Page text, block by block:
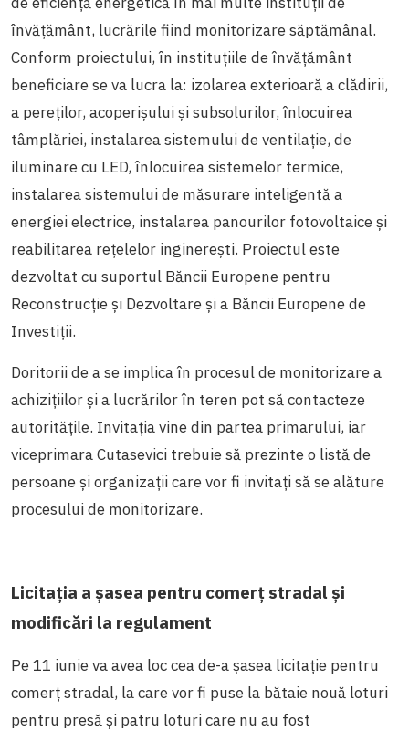
învățământ, lucrările fiind monitorizare săptămânal.
Conform proiectului, în instituțiile de învățământ
beneficiare se va lucra la: izolarea exterioară a clădirii,
a pereților, acoperișului și subsolurilor, înlocuirea
tâmplăriei, instalarea sistemului de ventilație, de
iluminare cu LED, înlocuirea sistemelor termice,
instalarea sistemului de măsurare inteligentă a
energiei electrice, instalarea panourilor fotovoltaice și
reabilitarea rețelelor inginerești. Proiectul este
dezvoltat cu suportul Băncii Europene pentru
Reconstrucție și Dezvoltare și a Băncii Europene de
Investiții.
Doritorii de a se implica în procesul de monitorizare a
achizițiilor și a lucrărilor în teren pot să contacteze
autoritățile. Invitația vine din partea primarului, iar
viceprimara Cutasevici trebuie să prezinte o listă de
persoane și organizații care vor fi invitați să se alăture
procesului de monitorizare.
Licitația a șasea pentru comerț stradal și
modificări la regulament
Pe 11 iunie va avea loc cea de-a șasea licitație pentru
comerț stradal, la care vor fi puse la bătaie nouă loturi
pentru presă și patru loturi care nu au fost